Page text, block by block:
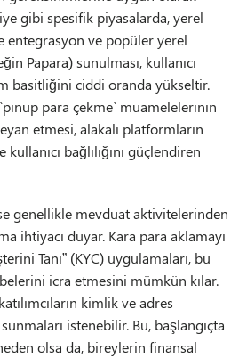
gibi spesifik piyasalarda, yerel
entegrasyon ve popüler yerel
Papara) sunulması, kullanıcı
basitliğini ciddi oranda yükseltir.
para çekme` muamelelerinin
etmesi, alakalı platformların
kullanıcı bağlılığını güçlendiren
genellikle mevduat aktivitelerinden
ihtiyacı duyar. Kara para aklamayı
Tanı” (KYC) uygulamaları, bu
icra etmesini mümkün kılar.
kimlik ve adres
istenebilir. Bu, başlangıçta
olsa da, bireylerin finansal